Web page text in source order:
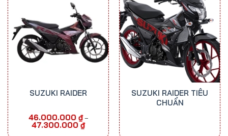
SUZUKI RAIDER
46.000.000 ₫ –
47.300.000 ₫Khoảng
giá:
SUZUKI RAIDER TIÊU
CHUẨN